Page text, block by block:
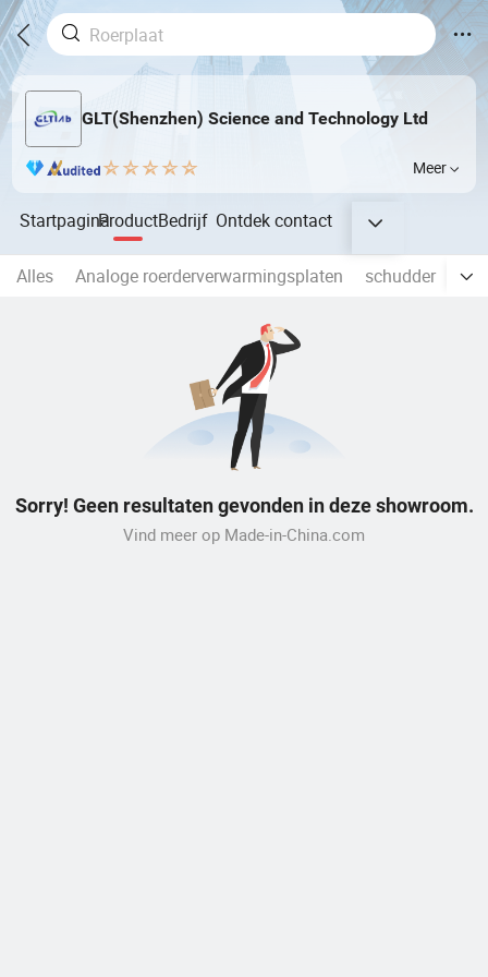
GLT(Shenzhen) Science and Technology Ltd
Meer
StartpaginaProductBedrijf Ontdekcontact
Alles Analoge roerderverwarmingsplaten schudder
Sorry! Geen resultaten gevonden in deze showroom.
Vind meer op Made-in-China.com